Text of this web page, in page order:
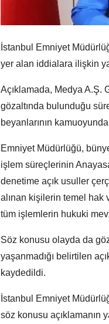
İstanbul Emniyet
yer alan iddialara ilişkin
Açıklamada, Medya A.Ş.
gözaltında bulunduğu
beyanlarının
Emniyet Müdürlüğü,
işlem süreçlerinin
denetime açık usuller
alınan kişilerin temel hak
tüm işlemlerin hukuki
Söz konusu olayda da
yaşanmadığı belirtilen
kaydedildi.
İstanbul Emniyet
söz konusu açıklamanın